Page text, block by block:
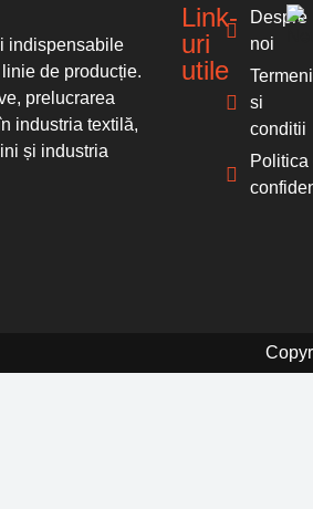
indispensabile
de producție.
prelucrarea
industria textilă,
și industria
Link-
uri
utile
Despre
noi
Termeni
si
conditii
Politica